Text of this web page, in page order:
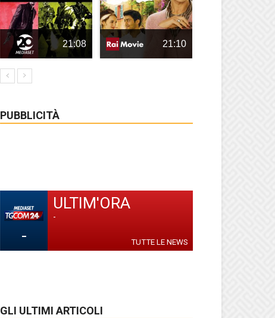
21:08 21:10
PUBBLICITÀ
-
ULTIM'ORA
-
TUTTE LE NEWS
GLI ULTIMI ARTICOLI